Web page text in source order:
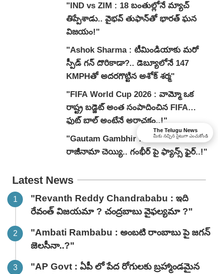
"IND vs ZIM : 18 బంతుల్లోనే మ్యాచ్
తిప్పేశాడు.. వైభవ్ తుఫాన్‌తో భారత్ ఘన
విజయం!"
"Ashok Sharma : టీమిండియాకు మరో
స్పీడ్ గన్ దొరికాడా?.. డెబ్యూలోనే 147
KMPHతో అదరగొట్టిన అశోక్ శర్మ"
"FIFA World Cup 2026 : వామ్మో ఒక
రాష్ట్ర బడ్జెట్ అంత సంపాదించిన FIFA…
ఫుట్ బాల్ అంటేనే అరాచకం..!"
"Gautam Gambhir : సామీ నీకో దండం
రాజీనామా చెయ్యి.. గంభీర్ పై ఫ్యాన్స్ ఫైర్‌..!"
Latest News
"Revanth Reddy Chandrababu : ఇది
రేవంత్ విజయమా ? చంద్రబాబు వైఫల్యమా ?"
"Ambati Rambabu : అంబటి రాంబాబు పై జగన్
జెలసీనా..?"
"AP Govt : ఏపీ లో పేద రోగులకు బ్రహ్మాండమైన
The Telugu News
మీకు నచ్చిన సైటుగా ఎంచుకోండి